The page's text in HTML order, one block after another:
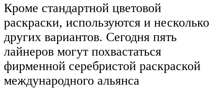
Кроме стандартной цветовой
раскраски, используются и несколько
других вариантов. Сегодня пять
лайнеров могут похвастаться
фирменной серебристой раскраской
международного альянса